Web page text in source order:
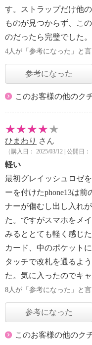
す。ストラップだけ他
ものが見つからず、こ
のだったら完璧でした。
4人が「参考になった」と
参考になった
このお客様の他のク
ひまわり さん
（購入日： 2025/03/12 | 公開日：
軽い
最初グレイッシュロゼ
ーを付けたphone13は
ナーが傷むし出し入れ
た。ですがスマホをメ
みるととても軽く感じ
カード、中のポケット
タッチで改札を通るよ
た。気に入ったのでキ
8人が「参考になった」と
参考になった
このお客様の他のク